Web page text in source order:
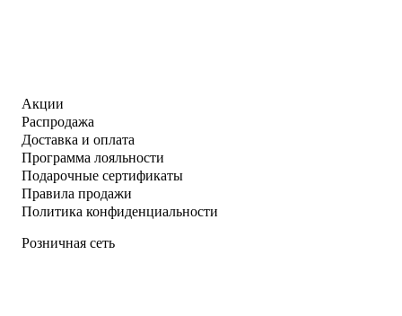
Акции
Распродажа
Доставка и оплата
Программа лояльности
Подарочные сертификаты
Правила продажи
Политика конфиденциальности
Розничная сеть